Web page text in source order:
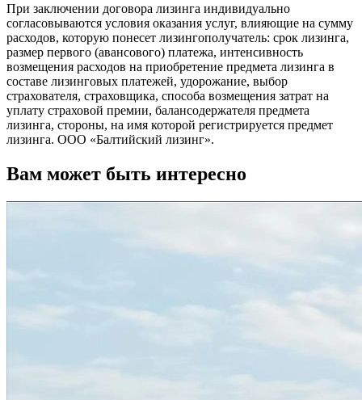
При заключении договора лизинга индивидуально
согласовываются условия оказания услуг, влияющие на сумму
расходов, которую понесет лизингополучатель: срок лизинга,
размер первого (авансового) платежа, интенсивность
возмещения расходов на приобретение предмета лизинга в
составе лизинговых платежей, удорожание, выбор
страхователя, страховщика, способа возмещения затрат на
уплату страховой премии, балансодержателя предмета
лизинга, стороны, на имя которой регистрируется предмет
лизинга. ООО «Балтийский лизинг».
Вам может быть интересно